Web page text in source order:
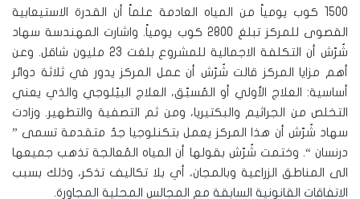
1500 كوب يومياً من المياه العادمة علماً أن القدرة الاستيعابية
القصوى للمركز تبلغ 2800 كوب يومياً. واشارت المهندسة سهاد
شُرّش أن التكلفة الاجمالية للمشروع بلغت 23 مليون شاقل. وعن
أهم مزايا المركز قالت شُرّش أن عمل المركز يدور في ثلاثة دوائر
أساسية: العلاج الأولي أو المُسبّق، العلاج البيّلوجي والذي يعني
التخلص من الجراثيم والبكتيريا، ومن ثم التصفية والتطهير. وزادت
سهاد شُرّش أن هذا المركز يعمل بتكنلوجيا جدُ متقدمة تسمى ”
درنسان “. وختمت شُرّش بقولها أن المياه المُعالجة تذهب جميعها
الى المناطق الزراعية وبالمجان، أي بلا تكاليف تذكر، وذلك بسبب
الاتفاقات القانونية السابقة مع المجالس المحلية المجاورة.